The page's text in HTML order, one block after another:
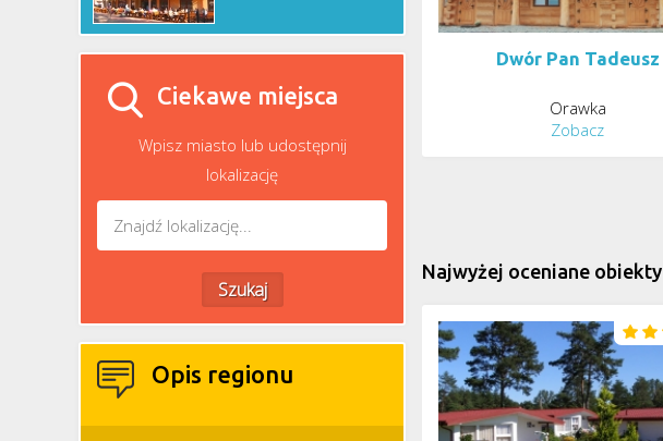
Ciekawe miejsca
Wpisz miasto lub udostępnij
lokalizację
Opis regionu
Dwór Pan Tadeusz
Orawka
Zobacz
Najwyżej oceniane obiekty